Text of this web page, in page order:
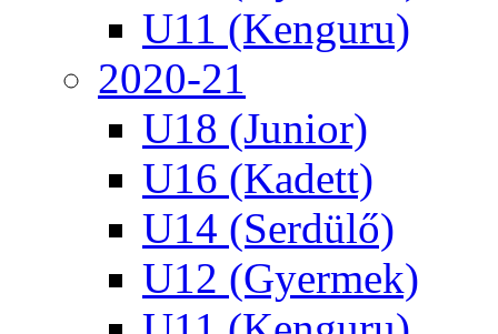
U11 (Kenguru)
2020-21
U18 (Junior)
U16 (Kadett)
U14 (Serdülő)
U12 (Gyermek)